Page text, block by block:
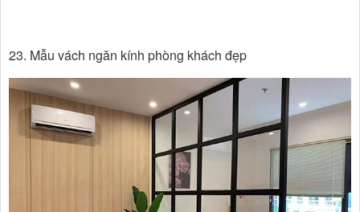
23. Mẫu vách ngăn kính phòng khách đẹp